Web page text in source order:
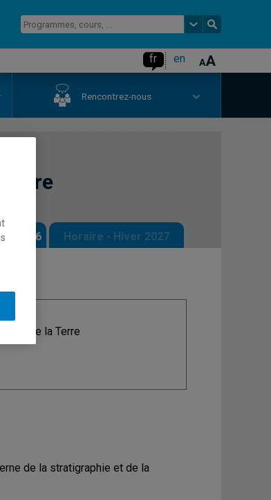
fr en
Rencontrez-nous
2026 Horaire - Hiver 2027
de la Terre
de la stratigraphie et de la